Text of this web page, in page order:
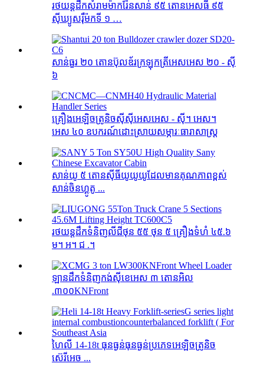
រថយន្តដឹកសំរាមម៉ាករ៉ែនសាន់ ៩៥ តោនអេសធី ៩៥
ស៊ីឃ្យូសរ៉ឺម៉កទី ១ …
សាន់ធួរ ២០ តោនប៊ុលឌ័រក្រឡុកត្រីអេសអេស ២០ - ស៊ី
៦
គ្រឿងអេឡិចត្រូនិចស៊ីស៊ីអេសអេស - ស៊ី។ អេស។
អេស ៤០ ឧបករណ៍ដោះស្រាយសម្ភារៈធារាសាស្ត្រ
សាន់យូ ៥ តោនស៊ីធីយូយូយូដែលមានគុណភាពខ្ពស់
សាន់ចិនហ្គូតូ ...
រថយន្ដដឹកទំនិញលីជីថុន ៥៥ ថុន ៥ គ្រឿងទំហំ ៤៥.៦
ម។ អ។ ជ .។
ឡានដឹកទំនិញកង់ស៊ីខេអេស ៣ តោនអិល
.៣០០KNFront
ហៃលី 14-18t ធុនធ្ងន់ធុនធ្ងន់ប្រភេទអេឡិចត្រូនិច
ស៊េរីអេច ...